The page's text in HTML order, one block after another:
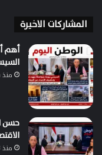
المشاركات الاخيرة
أهم
منذ
حسن
منذ 3 ساعات